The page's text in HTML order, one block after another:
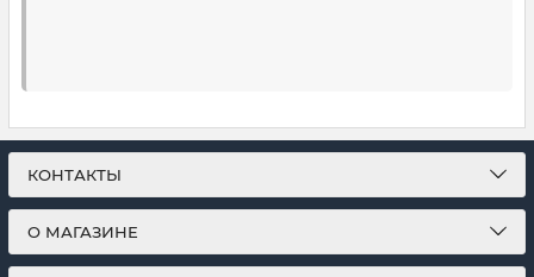
КОНТАКТЫ
О МАГАЗИНЕ